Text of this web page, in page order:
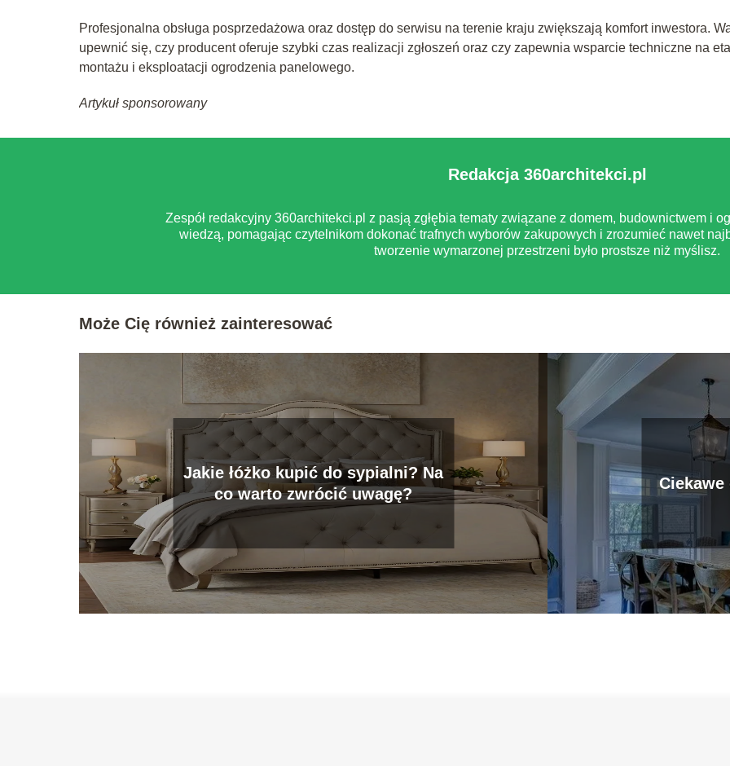
Profesjonalna obsługa posprzedażowa oraz dostęp do serwisu na terenie kraju zwiększają komfort inwestora.
upewnić się, czy producent oferuje szybki czas realizacji zgłoszeń oraz czy zapewnia wsparcie techniczne na
montażu i eksploatacji ogrodzenia panelowego.
Artykuł sponsorowany
Redakcja 360architekci.pl
Zespół redakcyjny 360architekci.pl z pasją zgłębia tematy związane z domem, budownictwem i
wiedzą, pomagając czytelnikom dokonać trafnych wyborów zakupowych i zrozumieć nawet
tworzenie wymarzonej przestrzeni było prostsze niż myślisz.
Może Cię również zainteresować
Jakie łóżko kupić do sypialni? Na
co warto zwrócić uwagę?